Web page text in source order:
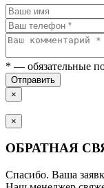
* — обязательные
Отправить
×
×
ОБРАТНАЯ
Спасибо. Ваша